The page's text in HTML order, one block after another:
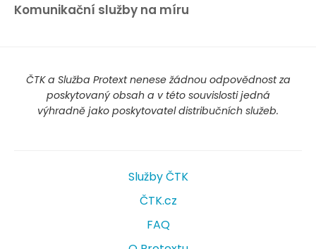
Komunikační služby na míru
ČTK a Služba Protext nenese žádnou odpovědnost za
poskytovaný obsah a v této souvislosti jedná
výhradně jako poskytovatel distribučních služeb.
Služby ČTK
ČTK.cz
FAQ